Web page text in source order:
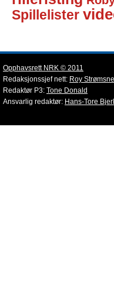
Spillelister
Opphavsrett NRK © 2011
Redaksjonssjef nett: Roy
Redaktør P3: Tone Donald
Ansvarlig redaktør: Hans-Tore